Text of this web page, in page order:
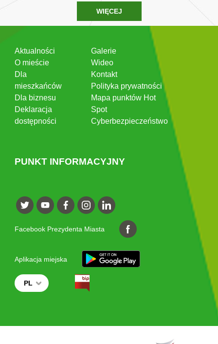
WIĘCEJ
Aktualności
O mieście
Dla
mieszkańców
Dla biznesu
Deklaracja
dostępności
Galerie
Wideo
Kontakt
Polityka prywatności
Mapa punktów Hot
Spot
Cyberbezpieczeństwo
PUNKT INFORMACYJNY
Facebook Prezydenta Miasta
Aplikacja miejska
PL